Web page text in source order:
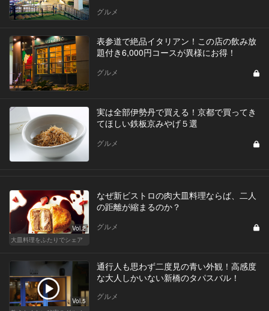
グルメ
表参道で絶品イタリアン！この店の飲み放
題付き6,000円コースが異様にお得！
グルメ
実は全部伊勢丹で買える！京都で買ってき
てほしい鉄板京みやげ５選
グルメ
Vol.2
大皿料理をふたりでシェア
なぜ新ビストロの肉大皿料理ならば、二人
の距離が縮まるのか？
グルメ
Vol.5
通行人も思わず二度見の青い外観！高感度
な大人しかいない新橋のタパスバル！
グルメ